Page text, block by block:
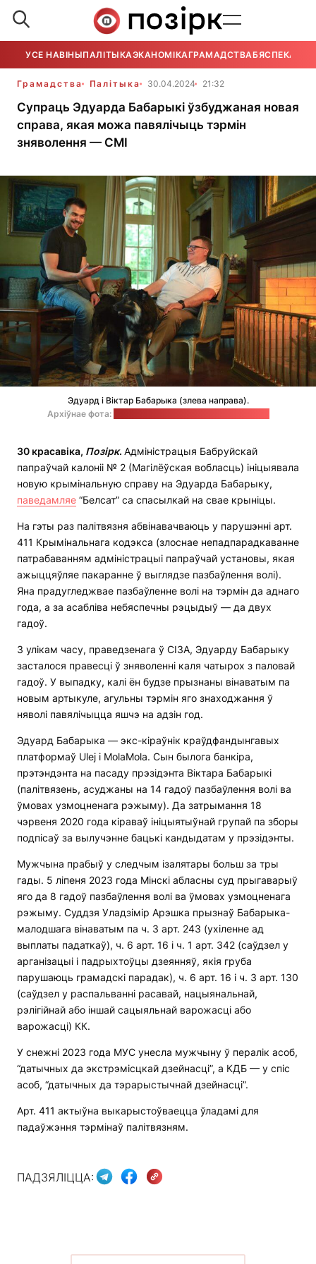
УСЕ НАВІНЫПАЛІТЫКАЭКАНОМІКАГРАМАДСТВАБЯСПЕКА
Грамадства Палітыка 30.04.2024 21:32
Супраць Эдуарда Бабарыкі ўзбуджаная новая
справа, якая можа павялічыць тэрмін
зняволення — СМІ
Эдуард і Віктар Бабарыка (злева направа).
Архіўнае фота:
30 красавіка, Позірк. Адміністрацыя Бабруйскай
папраўчай калоніі № 2 (Магілёўская вобласць) ініцыявала
новую крымінальную справу на Эдуарда Бабарыку,
паведамляе “Белсат” са спасылкай на свае крыніцы.
На гэты раз палітвязня абвінавачваюць у парушэнні арт.
411 Крымінальнага кодэкса (злоснае непадпарадкаванне
патрабаванням адміністрацыі папраўчай установы, якая
ажыццяўляе пакаранне ў выглядзе пазбаўлення волі).
Яна прадугледжвае пазбаўленне волі на тэрмін да аднаго
года, а за асабліва небяспечны рэцыдыў — да двух
гадоў.
З улікам часу, праведзенага ў СІЗА, Эдуарду Бабарыку
засталося правесці ў зняволенні каля чатырох з паловай
гадоў. У выпадку, калі ён будзе прызнаны вінаватым па
новым артыкуле, агульны тэрмін яго знаходжання ў
няволі павялічыцца яшчэ на адзін год.
Эдуард Бабарыка — экс-кіраўнік краўдфандынгавых
платформаў Ulej і MolaMola. Сын былога банкіра,
прэтэндэнта на пасаду прэзідэнта Віктара Бабарыкі
(палітвязень, асуджаны на 14 гадоў пазбаўлення волі ва
ўмовах узмоцненага рэжыму). Да затрымання 18
чэрвеня 2020 года кіраваў ініцыятыўнай групай па зборы
подпісаў за вылучэнне бацькі кандыдатам у прэзідэнты.
Мужчына прабыў у следчым ізалятары больш за тры
гады. 5 ліпеня 2023 года Мінскі абласны суд прыгаварыў
яго да 8 гадоў пазбаўлення волі ва ўмовах узмоцненага
рэжыму. Суддзя Уладзімір Арэшка прызнаў Бабарыка-
малодшага вінаватым па ч. 3 арт. 243 (ухіленне ад
выплаты падаткаў), ч. 6 арт. 16 і ч. 1 арт. 342 (саўдзел у
арганізацыі і падрыхтоўцы дзеянняў, якія груба
парушаюць грамадскі парадак), ч. 6 арт. 16 і ч. 3 арт. 130
(саўдзел у распальванні расавай, нацыянальнай,
рэлігійнай або іншай сацыяльнай варожасці або
варожасці) КК.
У снежні 2023 года МУС унесла мужчыну ў пералік асоб,
“датычных да экстрэмісцкай дзейнасці”, а КДБ — у спіс
асоб, “датычных да тэрарыстычнай дзейнасці”.
Арт. 411 актыўна выкарыстоўваецца ўладамі для
падаўжэння тэрмінаў палітвязням.
ПАДЗЯЛІЦЦА: